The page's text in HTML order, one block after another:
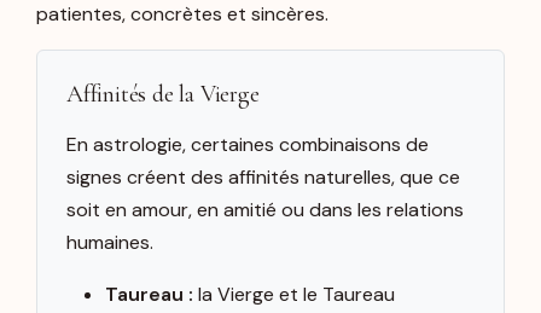
patientes, concrètes et sincères.
Affinités de la Vierge
En astrologie, certaines combinaisons de
signes créent des affinités naturelles, que ce
soit en amour, en amitié ou dans les relations
humaines.
Taureau : la Vierge et le Taureau